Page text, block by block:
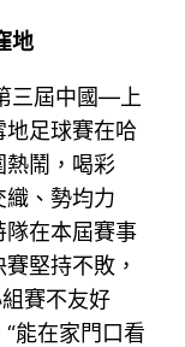
地
三屆中國—上
地足球賽在哈
熱鬧，喝彩
織、勢均力
隊在本屆賽事
堅持不敗，
賽不友好
能在家門口看